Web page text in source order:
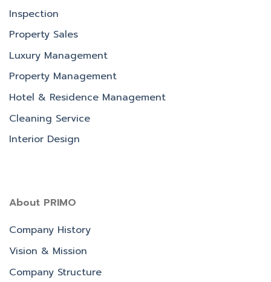
Inspection
Property Sales
Luxury Management
Property Management
Hotel & Residence Management
Cleaning Service
Interior Design
About PRIMO
Company History
Vision & Mission
Company Structure